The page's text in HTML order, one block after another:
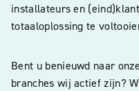
installateurs en
totaaloplossing te
Bent u benieuwd naar
branches wij actief zijn?